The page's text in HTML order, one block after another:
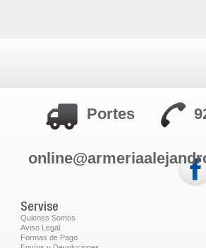
Portes
Servise
Quienes Somos
Aviso Legal
Formas de Pago